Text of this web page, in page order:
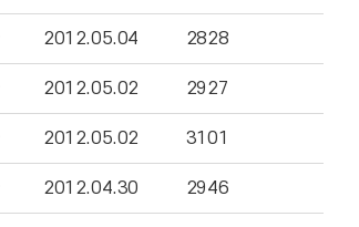
2012.05.04 2828
2012.05.02 2927
2012.05.02 3101
2012.04.30 2946